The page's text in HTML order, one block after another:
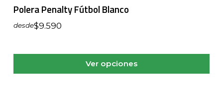
Polera Penalty Fútbol Blanco
desde$9.590
Ver opciones